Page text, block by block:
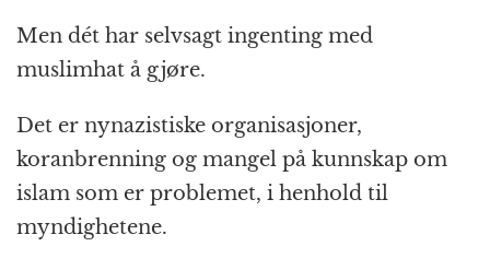
Men dét har selvsagt ingenting med
muslimhat å gjøre.
Det er nynazistiske organisasjoner,
koranbrenning og mangel på kunnskap om
islam som er problemet, i henhold til
myndighetene.